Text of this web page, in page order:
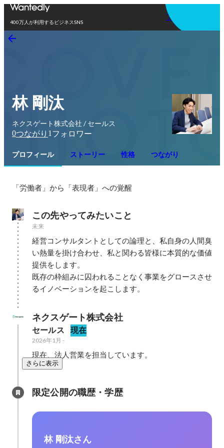
400万人が利用するビジネスSNS
アプリを使う
林 剛汰
ネクスゲート株式会社 / セールス
0つながり 1 フォロワー
プロフィール ストーリー 性格 つながり
「労働者」から「表現者」への覚醒
この先やってみたいこと
未来
経営コンサルタントとしての論理と、私自身の人間臭
い熱量を掛け合わせ、私と関わる皆様に本質的な価値
提供をします。
既存の枠組みに囚われることなく事業をグロースさせ
るイノベーションを起こします。
ネクスゲート株式会社
セールス 現在
2026年1月 -
現在、法人営業を担当しています。
さらに表示
限定公開の職歴・学歴
林 剛汰さん